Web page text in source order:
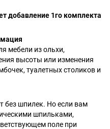
добавление 1го комплекта
мебели из ольхи,
высоты или изменения
туалетных столиков и
без шпилек. Но если вам
шпильками,
поле при